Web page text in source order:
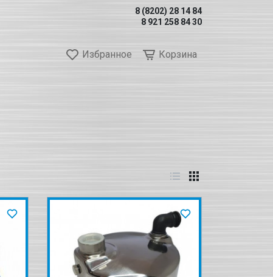
8 (8202) 28 14 84
8 921 258 84 30
Избранное Корзина